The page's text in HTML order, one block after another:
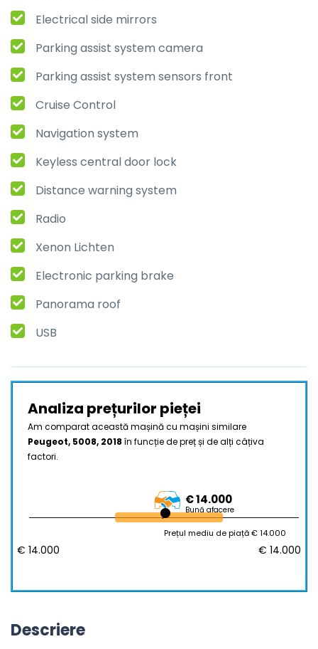
Electrical side mirrors
Parking assist system camera
Parking assist system sensors front
Cruise Control
Navigation system
Keyless central door lock
Distance warning system
Radio
Xenon Lichten
Electronic parking brake
Panorama roof
USB
Analiza prețurilor pieței
Am comparat această mașină cu mașini similare
Peugeot, 5008, 2018 în funcție de preț și de alți câțiva
factori.
€ 14.000
Bună afacere
Prețul mediu de piață € 14.000
€ 14.000 € 14.000
Descriere